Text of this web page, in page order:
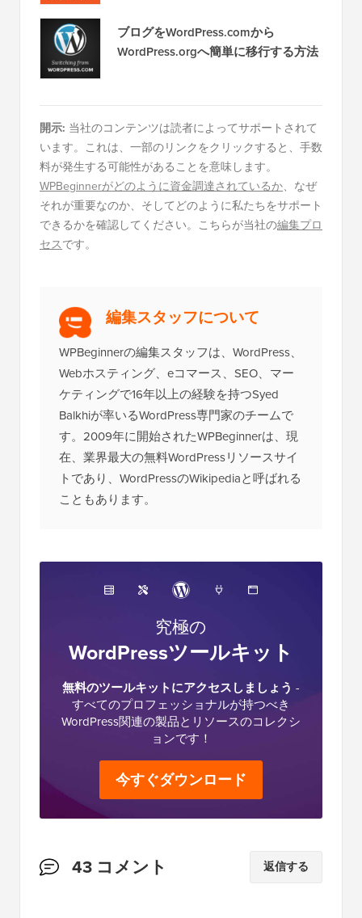
ブログをWordPress.comから
WordPress.orgへ簡単に移行する方法
開示: 当社のコンテンツは読者によってサポートされて
います。これは、一部のリンクをクリックすると、手数
料が発生する可能性があることを意味します。
WPBeginnerがどのように資金調達されているか、なぜ
それが重要なのか、そしてどのように私たちをサポート
できるかを確認してください。こちらが当社の編集プロ
セスです。
編集スタッフについて
WPBeginnerの編集スタッフは、WordPress、
Webホスティング、eコマース、SEO、マー
ケティングで16年以上の経験を持つSyed
Balkhiが率いるWordPress専門家のチームで
す。2009年に開始されたWPBeginnerは、現
在、業界最大の無料WordPressリソースサイ
トであり、WordPressのWikipediaと呼ばれる
こともあります。
究極の
WordPressツールキット
無料のツールキットにアクセスしましょう -
すべてのプロフェッショナルが持つべき
WordPress関連の製品とリソースのコレクシ
ョンです！
今すぐダウンロード
読
43 コメント 返信する